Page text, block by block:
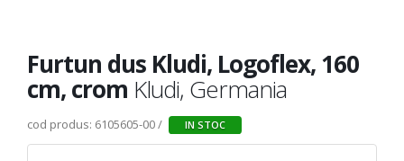
Furtun dus Kludi, Logoflex, 160
cm, crom Kludi, Germania
cod produs: 6105605-00 / IN STOC